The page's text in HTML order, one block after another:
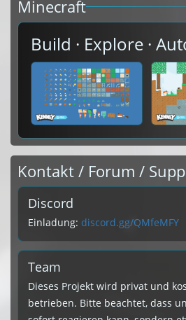
Minecraft
Build · Explore ·
Kontakt / Forum /
Discord
Einladung: discord.gg/QMfeMFY
Team
Dieses Projekt wird privat und
betrieben. Bitte beachtet, dass